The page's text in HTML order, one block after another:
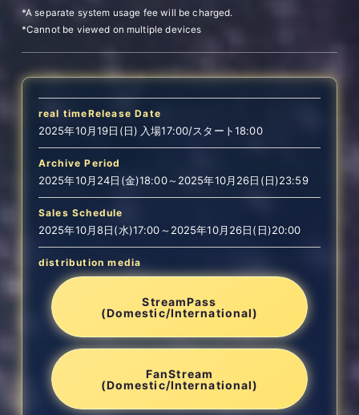
*A separate system usage fee will be charged.
*Cannot be viewed on multiple devices
real timeRelease Date
2025年10月19日(日) 入場17:00/スタート18:00
Archive Period
2025年10月24日(金)18:00～2025年10月26日(日)23:59
Sales Schedule
2025年10月8日(水)17:00～2025年10月26日(日)20:00
distribution media
StreamPass
(Domestic/International)
FanStream
(Domestic/International)